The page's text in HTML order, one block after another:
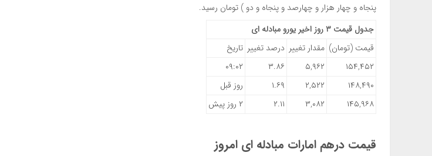
پنجاه و چهار هزار و چهارصد و پنجاه و دو ) تومان رسید.
جدول قیمت ۳ روز اخیر یورو مبادله ای
قیمت (تومان) مقدار تغییر درصد تغییر تاریخ
۱۵۴,۴۵۲
۵,۹۶۲ ۳.۸۶
۰۹:۰۲
۱۴۸,۴۹۰
۲,۵۲۲ ۱.۶۹
روز قبل
۱۴۵,۹۶۸
۳,۰۸۲ ۲.۱۱ ۲ روز پیش
قیمت درهم امارات مبادله ای امروز